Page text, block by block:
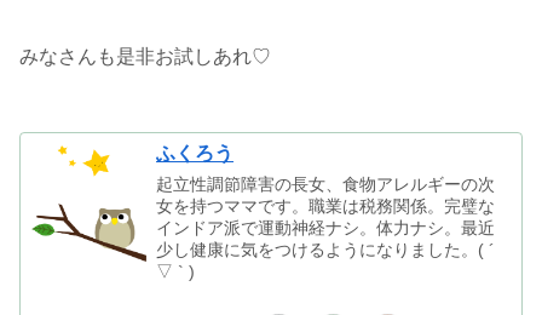
みなさんも是非お試しあれ♡
ふくろう
起立性調節障害の長女、食物アレルギーの次
女を持つママです。職業は税務関係。完璧な
インドア派で運動神経ナシ。体力ナシ。最近
少し健康に気をつけるようになりました。( ´
▽ ` )